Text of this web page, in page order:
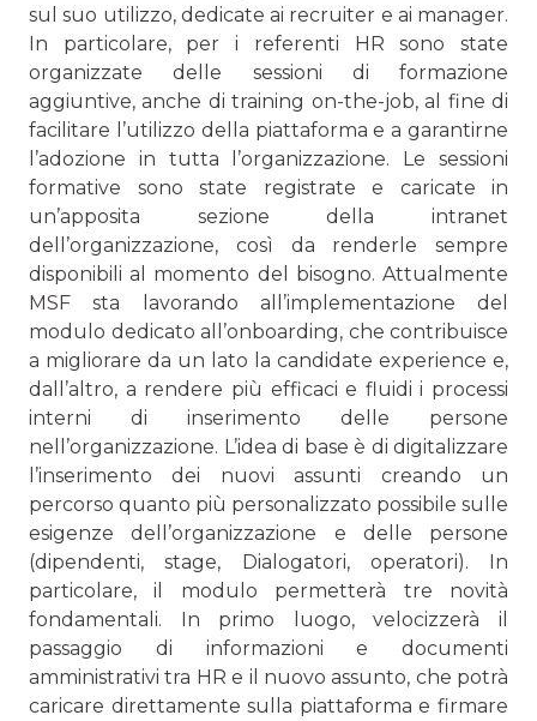
sul suo utilizzo, dedicate ai recruiter e ai manager.
In particolare, per i referenti HR sono state
organizzate delle sessioni di formazione
aggiuntive, anche di training on-the-job, al fine di
facilitare l’utilizzo della piattaforma e a garantirne
l’adozione in tutta l’organizzazione. Le sessioni
formative sono state registrate e caricate in
un’apposita sezione della intranet
dell’organizzazione, così da renderle sempre
disponibili al momento del bisogno. Attualmente
MSF sta lavorando all’implementazione del
modulo dedicato all’onboarding, che contribuisce
a migliorare da un lato la candidate experience e,
dall’altro, a rendere più efficaci e fluidi i processi
interni di inserimento delle persone
nell’organizzazione. L’idea di base è di digitalizzare
l’inserimento dei nuovi assunti creando un
percorso quanto più personalizzato possibile sulle
esigenze dell’organizzazione e delle persone
(dipendenti, stage, Dialogatori, operatori). In
particolare, il modulo permetterà tre novità
fondamentali. In primo luogo, velocizzerà il
passaggio di informazioni e documenti
amministrativi tra HR e il nuovo assunto, che potrà
caricare direttamente sulla piattaforma e firmare